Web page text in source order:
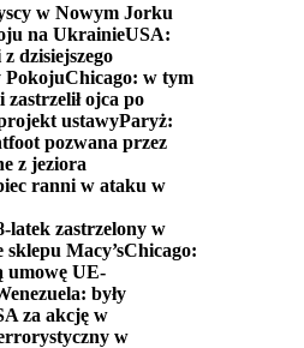
w Nowym Jorku
na UkrainieUSA:
dzisiejszego
PokojuChicago: w tym
zastrzelił ojca po
ustawyParyż:
pozwana przez
z jeziora
ranni w ataku w
latek zastrzelony w
Macy’sChicago:
umowę UE-
były
za akcję w
w